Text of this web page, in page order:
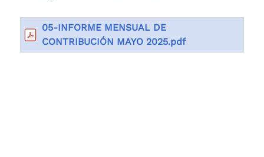
05-INFORME MENSUAL DE
CONTRIBUCIÓN MAYO 2025.pdf